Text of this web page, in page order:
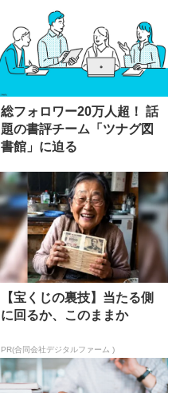
総フォロワー20万人超！ 話
題の書評チーム「ツナグ図
書館」に迫る
【宝くじの裏技】当たる側
に回るか、このままか
PR(合同会社デジタルファーム )